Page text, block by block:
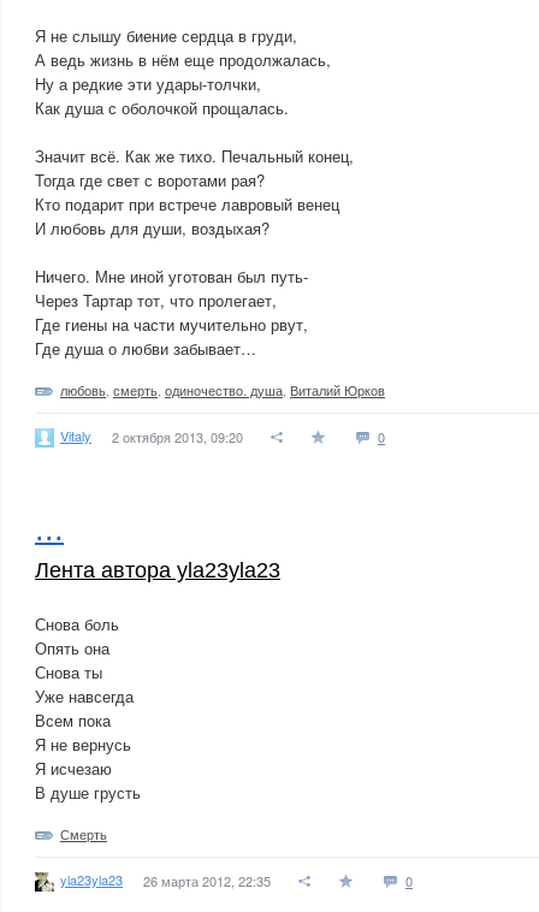
Я не слышу биение сердца в груди,
А ведь жизнь в нём еще продолжалась,
Ну а редкие эти удары-толчки,
Как душа с оболочкой прощалась.
Значит всё. Как же тихо. Печальный конец,
Тогда где свет с воротами рая?
Кто подарит при встрече лавровый венец
И любовь для души, воздыхая?
Ничего. Мне иной уготован был путь-
Через Тартар тот, что пролегает,
Где гиены на части мучительно рвут,
Где душа о любви забывает…
любовь смерть одиночество. душа Виталий Юрков
Vitaly 2 октября 2013, 09:20 0
...
Лента автора yla23yla23
Снова боль
Опять она
Снова ты
Уже навсегда
Всем пока
Я не вернусь
Я исчезаю
В душе грусть
Смерть
yla23yla23 26 марта 2012, 22:35 0